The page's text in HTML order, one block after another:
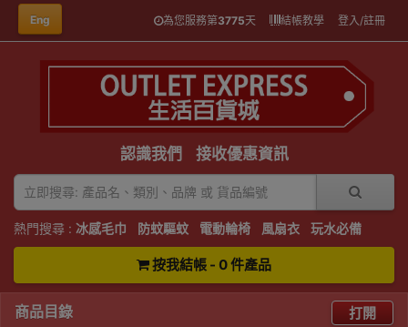
Eng 為您服務第3775天 結帳教學 登入/註冊
認識我們 接收優惠資訊
熱門搜尋 : 冰感毛巾 防蚊驅蚊 電動輪椅 風扇衣 玩水必備
按我結帳 - 0 件產品
商品目錄 打開